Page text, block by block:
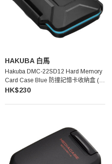
HAKUBA 白馬
Hakuba DMC-22SD12 Hard Memory
Card Case Blue 防撞記憶卡收納盒 (藍
色)
HK$230